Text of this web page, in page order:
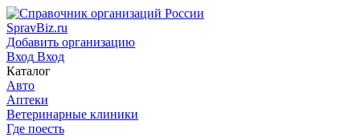
SpravBiz.ru
Добавить организацию
Вход Вход
Каталог
Авто
Аптеки
Ветеринарные клиники
Где поесть